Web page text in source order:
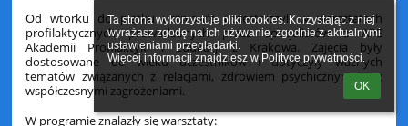
Ta strona wykorzystuje pliki cookies. Korzystając z niej
wyrażasz zgodę na ich używanie, zgodnie z aktualnymi
ustawieniami przeglądarki.
Więcej informacji znajdziesz w Polityce prywatności.
OK
Od wtorku do piątku uczniowie uczestniczyli w warsztatach
profilaktycznych prowadzonych przez specjalistów z APE
Akademii Profilaktyki i Edukacji z Krakowa. Zajęcia były
dostosowane do wieku uczestników i dotyczyły ważnych
tematów związanych z relacjami, zdrowiem psychicznym oraz
współczesnymi zagrożeniami.
W programie znalazły się warsztaty: